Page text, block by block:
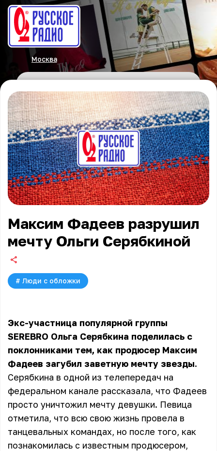
Москва
Максим Фадеев разрушил
мечту Ольги Серябкиной
# Люди с обложки
Экс-участница популярной группы
SEREBRO Ольга Серябкина поделилась с
поклонниками тем, как продюсер Максим
Фадеев загубил заветную мечту звезды.
Серябкина в одной из телепередач на
федеральном канале рассказала, что Фадеев
просто уничтожил мечту девушки. Певица
отметила, что всю свою жизнь провела в
танцевальных командах, но после того, как
познакомилась с известным продюсером,